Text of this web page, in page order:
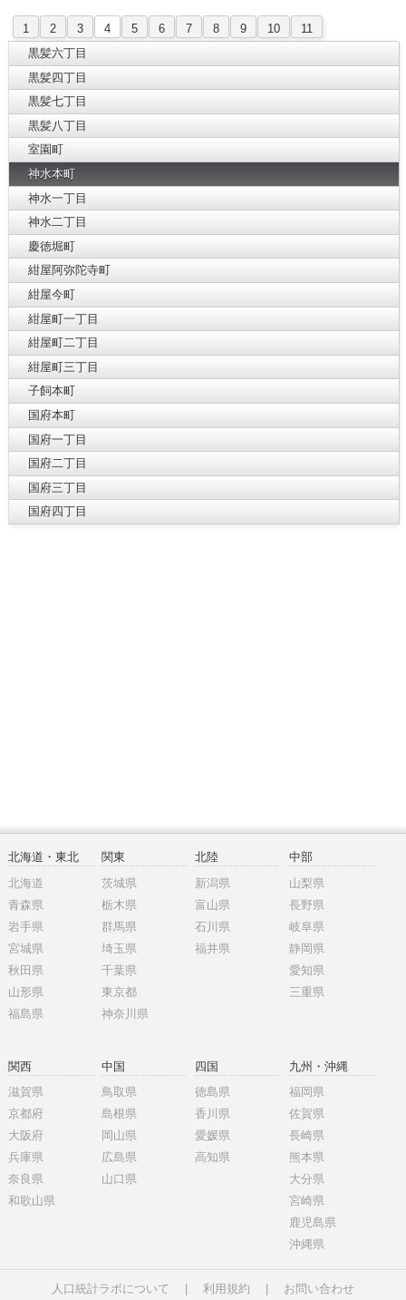
1 2 3 4 5 6 7 8 9 10
11
黒髪六丁目
黒髪四丁目
黒髪七丁目
黒髪八丁目
室園町
神水本町
神水一丁目
神水二丁目
慶徳堀町
紺屋阿弥陀寺町
紺屋今町
紺屋町一丁目
紺屋町二丁目
紺屋町三丁目
子飼本町
国府本町
国府一丁目
国府二丁目
国府三丁目
国府四丁目
北海道・東北
北海道
青森県
岩手県
宮城県
秋田県
山形県
福島県
関東
茨城県
栃木県
群馬県
埼玉県
千葉県
東京都
神奈川県
北陸
新潟県
富山県
石川県
福井県
中部
山梨県
長野県
岐阜県
静岡県
愛知県
三重県
関西
滋賀県
京都府
大阪府
兵庫県
奈良県
和歌山県
中国
鳥取県
島根県
岡山県
広島県
山口県
四国
徳島県
香川県
愛媛県
高知県
九州・沖縄
福岡県
佐賀県
長崎県
熊本県
大分県
宮崎県
鹿児島県
沖縄県
人口統計ラボについて 利用規約 お問い合わせ